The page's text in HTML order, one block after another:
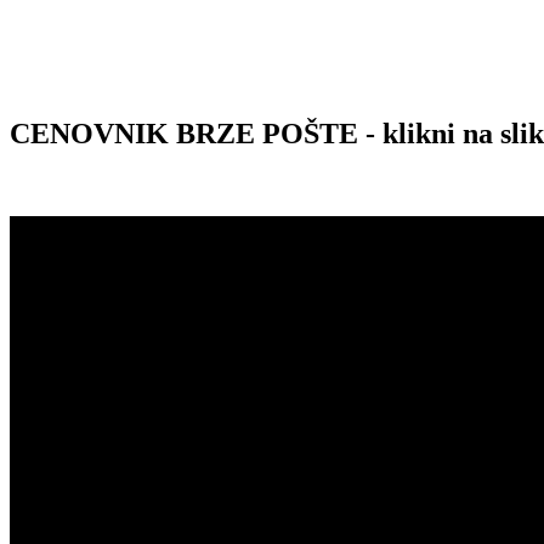
CENOVNIK BRZE POŠTE - klikni na